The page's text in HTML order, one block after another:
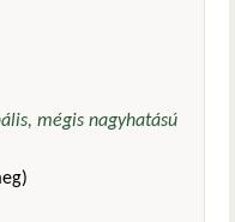
mégis nagyhatású